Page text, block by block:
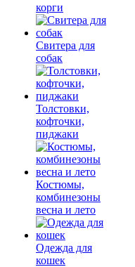
корги
Свитера для
собак
Толстовки,
кофточки,
пиджаки
Костюмы,
комбинезоны
весна и лето
Одежда для
кошек